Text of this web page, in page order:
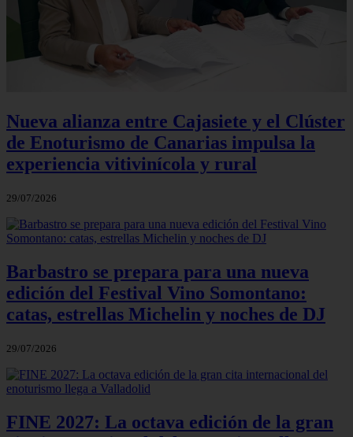
Nueva alianza entre Cajasiete y el Clúster
de Enoturismo de Canarias impulsa la
experiencia vitivinícola y rural
29/07/2026
Barbastro se prepara para una nueva
edición del Festival Vino Somontano:
catas, estrellas Michelin y noches de DJ
29/07/2026
FINE 2027: La octava edición de la gran